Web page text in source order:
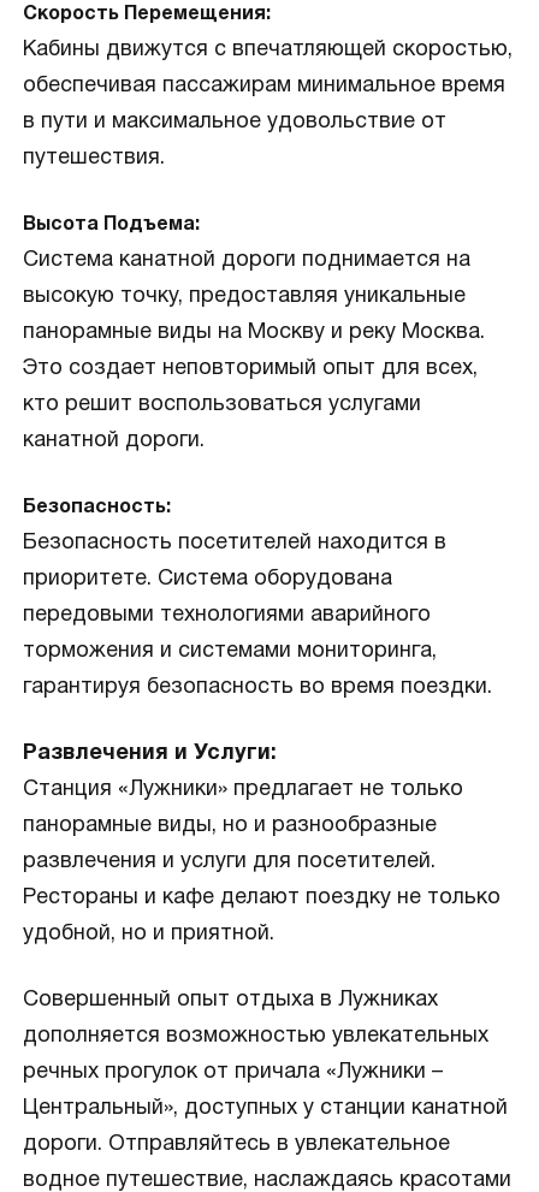
Скорость Перемещения:
Кабины движутся с впечатляющей скоростью,
обеспечивая пассажирам минимальное время
в пути и максимальное удовольствие от
путешествия.
Высота Подъема:
Система канатной дороги поднимается на
высокую точку, предоставляя уникальные
панорамные виды на Москву и реку Москва.
Это создает неповторимый опыт для всех,
кто решит воспользоваться услугами
канатной дороги.
Безопасность:
Безопасность посетителей находится в
приоритете. Система оборудована
передовыми технологиями аварийного
торможения и системами мониторинга,
гарантируя безопасность во время поездки.
Развлечения и Услуги:
Станция «Лужники» предлагает не только
панорамные виды, но и разнообразные
развлечения и услуги для посетителей.
Рестораны и кафе делают поездку не только
удобной, но и приятной.
Совершенный опыт отдыха в Лужниках
дополняется возможностью увлекательных
речных прогулок от причала «Лужники –
Центральный», доступных у станции канатной
дороги. Отправляйтесь в увлекательное
водное путешествие, наслаждаясь красотами